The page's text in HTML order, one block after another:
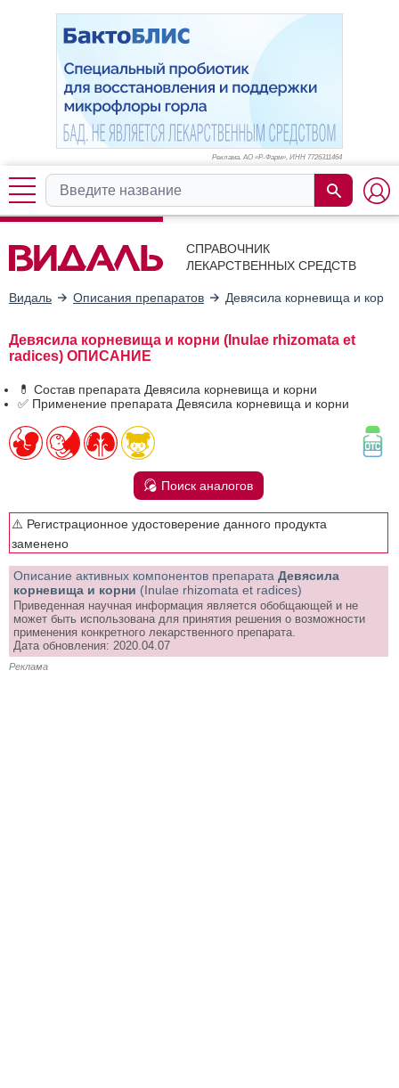
Реклама. АО «Р-Фарм», ИНН 7726311464
СПРАВОЧНИК
ЛЕКАРСТВЕННЫХ СРЕДСТВ
Видаль Описания препаратов Девясила корневища и корни
Девясила корневища и корни (Inulae rhizomata et
radices) ОПИСАНИЕ
💊 Состав препарата Девясила корневища и корни
✅ Применение препарата Девясила корневища и корни
Поиск аналогов
⚠️ Регистрационное удостоверение данного продукта
заменено
Описание активных компонентов препарата Девясила
корневища и корни (Inulae rhizomata et radices)
Приведенная научная информация является обобщающей и не
может быть использована для принятия решения о возможности
применения конкретного лекарственного препарата.
Дата обновления: 2020.04.07
Реклама